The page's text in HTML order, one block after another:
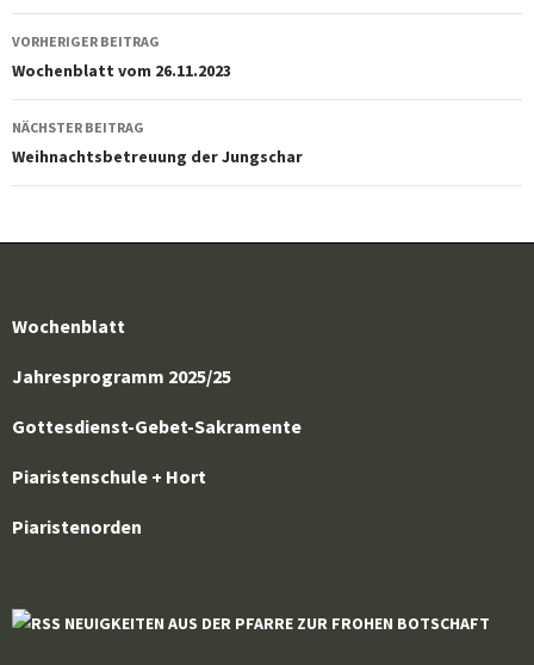
Beitragsnavigation
VORHERIGER BEITRAG
Wochenblatt vom 26.11.2023
NÄCHSTER BEITRAG
Weihnachtsbetreuung der Jungschar
Wochenblatt
Jahresprogramm 2025/25
Gottesdienst-Gebet-Sakramente
Piaristenschule + Hort
Piaristenorden
NEUIGKEITEN AUS DER PFARRE ZUR FROHEN BOTSCHAFT